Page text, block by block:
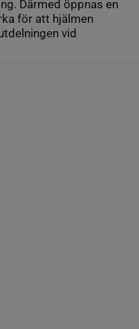
Därmed öppnas en
för att hjälmen
vid